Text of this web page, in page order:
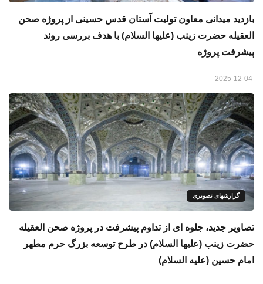
بازدید میدانی معاون تولیت آستان قدس حسینی از پروژه صحن
العقیله حضرت زینب (علیها السلام) با هدف بررسی روند
پیشرفت پروژه
گزارشهای تصویری
تصاویر جدید، جلوه‌ ای از تداوم پیشرفت در پروژه صحن العقیله
حضرت زینب (علیها السلام) در طرح توسعه بزرگ حرم مطهر
امام حسین (علیه ‌السلام)